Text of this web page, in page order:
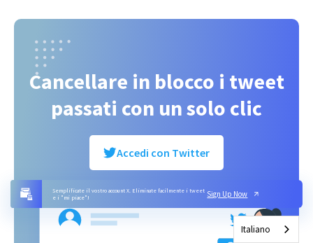
Semplificate il vostro account X. Eliminate facilmente i tweet
e i "mi piace"!
Sign Up Now
Cancellare in blocco i tweet
passati con un solo clic
Accedi con Twitter
Italiano